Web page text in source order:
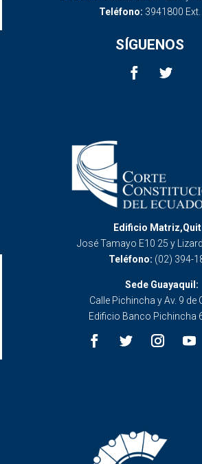
Teléfono: 3941800
SÍGUENOS
Edificio
José Tamayo E10 25 y
Teléfono: (02) 394-
Sede Guayaquil:
Calle Pichincha y Av. 9 de
Edificio Banco Pichincha